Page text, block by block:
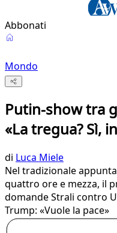
Abbonati
Mondo
Putin-show tra
«La tregua? Sì,
di Luca Miele
Nel tradizionale
quattro ore e mezza, il
domande Strali contro
Trump: «Vuole la pace»